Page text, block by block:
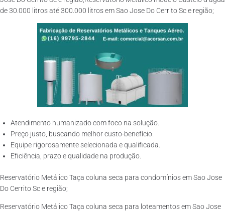
de 30.000 litros até 300.000 litros em Sao Jose Do Cerrito Sc e região;
Atendimento humanizado com foco na solução.
Preço justo, buscando melhor custo-benefício.
Equipe rigorosamente selecionada e qualificada.
Eficiência, prazo e qualidade na produção.
Reservatório Metálico Taça coluna seca para condomínios em Sao Jose
Do Cerrito Sc e região;
Reservatório Metálico Taça coluna seca para loteamentos em Sao Jose